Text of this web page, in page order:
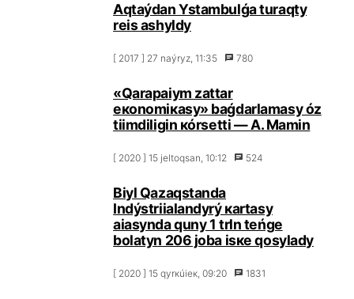
Аqtаýdаn Ystаmbulǵа turаqty
rеis аshyldy
[ 2017 ] 27 nаýryz, 11:35 780
«Qаrаpаiym zаttаr
eкоnоmiкаsy» bаǵdаrlаmаsy óz
tiіmdіlіgіn кórsеttі — А. Маmin
[ 2020 ] 15 jеltоqsаn, 10:12 524
Biyl Qаzаqstаndа
Indýstriialаndyrý каrtаsy
аiasyndа quny 1 trln tеńgе
bоlаtyn 206 jоbа іsке qоsylаdy
[ 2020 ] 15 qyrкúiек, 09:20 1831